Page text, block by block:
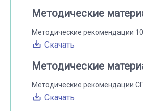
Методические
Методические рекомендации
Скачать
Методические
Методические рекомендации
Скачать